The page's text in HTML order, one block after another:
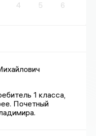
4 5 6
1 класса,
Почетный